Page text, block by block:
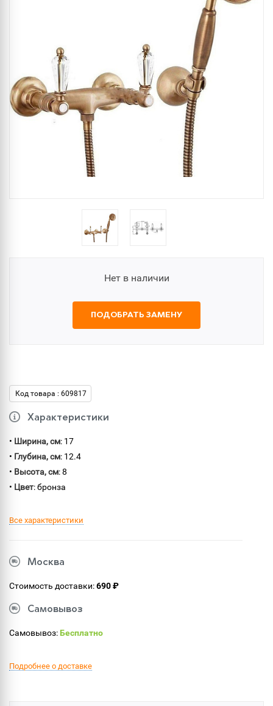
Нет в наличии
ПОДОБРАТЬ ЗАМЕНУ
Код товара : 609817
Характеристики
• Ширина, см: 17
• Глубина, см: 12.4
• Высота, см: 8
• Цвет: бронза
Все характеристики
Москва
Стоимость доставки:690 ₽
Самовывоз
Самовывоз:Бесплатно
Подробнее о доставке